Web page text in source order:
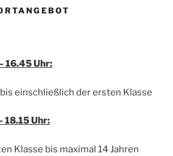
16.45 Uhr:
einschließlich der ersten Klasse
18.15 Uhr:
Klasse bis maximal 14 Jahren